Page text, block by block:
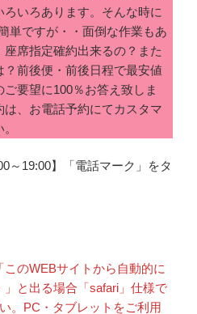
いろあります。そんな時に
単ですが・・面倒な作業もあ
席指定確約出来るの？また
前後便・前後日程で最安値
要望に100％お答え致しま
、お電話予約にてカスタマ
～19:00】「電話マーク」をタ
のWEBサイトから自動的に
と出る場合「safari」仕様で
。PC・タブレットをご利用